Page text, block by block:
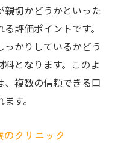
親切かどうかといった
評価ポイントです。
かりしているかどう
となります。このよ
、複数の信頼できる口
す。
クリニック